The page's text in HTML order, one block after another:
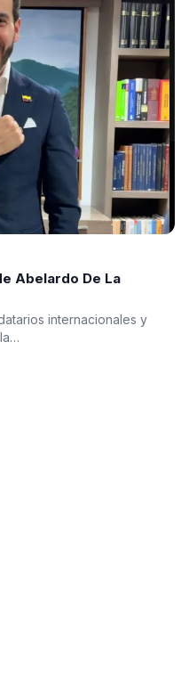
Abelardo De La
internacionales y